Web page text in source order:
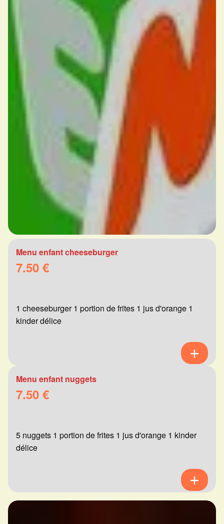
Menu enfant cheeseburger
7.50 €
1 cheeseburger 1 portion de frites 1 jus d'orange 1
kinder délice
Menu enfant nuggets
7.50 €
5 nuggets 1 portion de frites 1 jus d'orange 1 kinder
délice